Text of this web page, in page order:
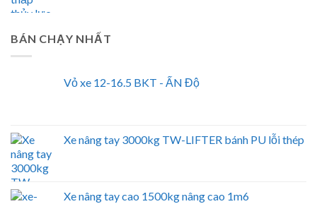
BÁN CHẠY NHẤT
Vỏ xe 12-16.5 BKT - ẤN Độ
Xe nâng tay 3000kg TW-LIFTER bánh PU lỗi thép
Xe nâng tay cao 1500kg nâng cao 1m6